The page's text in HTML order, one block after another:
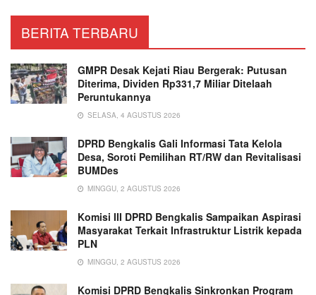
BERITA TERBARU
GMPR Desak Kejati Riau Bergerak: Putusan
Diterima, Dividen Rp331,7 Miliar Ditelaah
Peruntukannya
SELASA, 4 AGUSTUS 2026
DPRD Bengkalis Gali Informasi Tata Kelola
Desa, Soroti Pemilihan RT/RW dan Revitalisasi
BUMDes
MINGGU, 2 AGUSTUS 2026
Komisi III DPRD Bengkalis Sampaikan Aspirasi
Masyarakat Terkait Infrastruktur Listrik kepada
PLN
MINGGU, 2 AGUSTUS 2026
Komisi DPRD Bengkalis Sinkronkan Program